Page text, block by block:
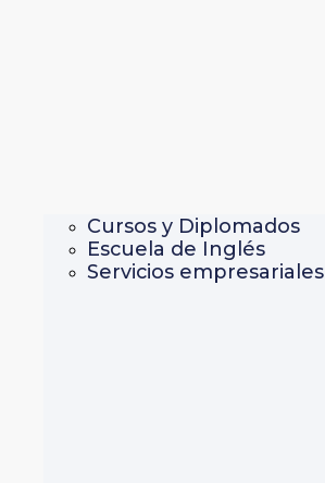
Cursos y Diplomados
Escuela de Inglés
Servicios empresariales